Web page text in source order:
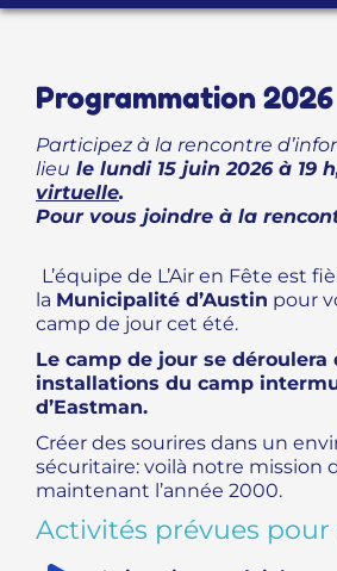
Programmation 2026
Participez à la rencontre
lieu le lundi 15 juin 2026 à 19
virtuelle.
Pour vous joindre à la
L’équipe de L’Air en Fête est
la Municipalité d’Austin pour
camp de jour cet été.
Le camp de jour se déroulera
installations du camp
d’Eastman.
Créer des sourires dans un
sécuritaire: voilà notre mission
maintenant l’année 2000.
Activités prévues